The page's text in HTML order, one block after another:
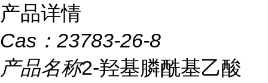
产品详情
Cas： 23783-26-8
产品名称2-羟基膦酰基乙酸